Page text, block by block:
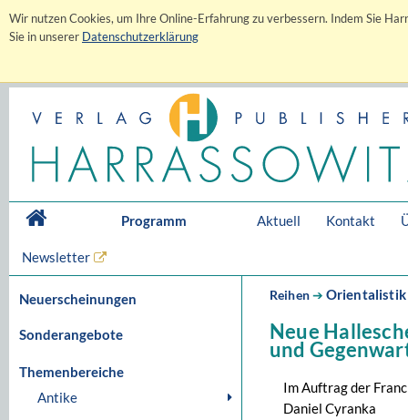
Wir nutzen Cookies, um Ihre Online-Erfahrung zu verbessern. Indem Sie
Sie in unserer Datenschutzerklärung
Programm Aktuell Kontakt
Newsletter
Neuerscheinungen
Sonderangebote
Themenbereiche
Antike
Reihen➔ Orientalistik
Neue
und
Im Auftrag der
Daniel Cyranka